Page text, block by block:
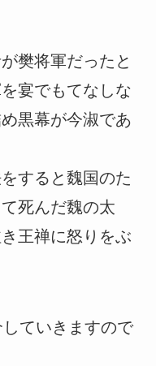
樊将軍だったと
宴でもてなしな
黒幕が今淑であ
すると魏国のた
死んだ魏の太
王禅に怒りをぶ
ていきますので